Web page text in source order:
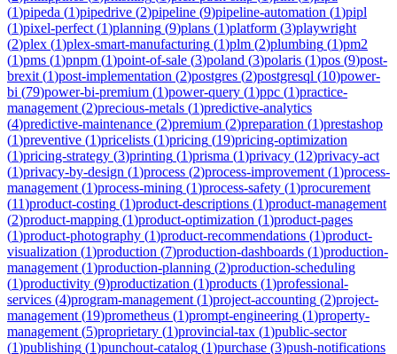
(1)pipeda (1)pipedrive (2)pipeline (9)pipeline-automation (1)pipl
(1)pixel-perfect (1)planning (9)plans (1)platform (3)playwright
(2)plex (1)plex-smart-manufacturing (1)plm (2)plumbing (1)pm2
(1)pms (1)pnpm (1)point-of-sale (3)poland (3)polaris (1)pos (9)post-
brexit (1)post-implementation (2)postgres (2)postgresql (10)power-
bi (79)power-bi-premium (1)power-query (1)ppc (1)practice-
management (2)precious-metals (1)predictive-analytics
(4)predictive-maintenance (2)premium (2)preparation (1)prestashop
(1)preventive (1)pricelists (1)pricing (19)pricing-optimization
(1)pricing-strategy (3)printing (1)prisma (1)privacy (12)privacy-act
(1)privacy-by-design (1)process (2)process-improvement (1)process-
management (1)process-mining (1)process-safety (1)procurement
(11)product-costing (1)product-descriptions (1)product-management
(2)product-mapping (1)product-optimization (1)product-pages
(1)product-photography (1)product-recommendations (1)product-
visualization (1)production (7)production-dashboards (1)production-
management (1)production-planning (2)production-scheduling
(1)productivity (9)productization (1)products (1)professional-
services (4)program-management (1)project-accounting (2)project-
management (19)prometheus (1)prompt-engineering (1)property-
management (5)proprietary (1)provincial-tax (1)public-sector
(1)publishing (1)punchout-catalog (1)purchase (3)push-notifications